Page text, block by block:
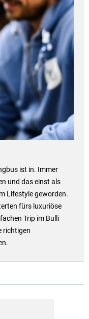
ist in. Immer
und das einst als
Lifestyle geworden.
fürs luxuriöse
Trip im Bulli
richtigen